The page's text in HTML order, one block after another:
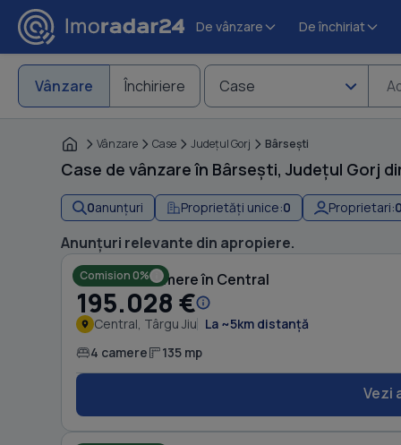
De vânzare De închiriat
Vânzare Închiriere Case
Vânzare Case Judeţul Gorj Bârseşti
Case de vânzare în Bârsești, Județul Gorj
0anunțuri Proprietăți unice:0 Proprietari:0
Anunțuri relevante din apropiere.
Comision 0%
Casă cu 4 camere în Central
195.028 €
Central, Târgu Jiu La ~5km distanță
4 camere 135 mp
Vezi